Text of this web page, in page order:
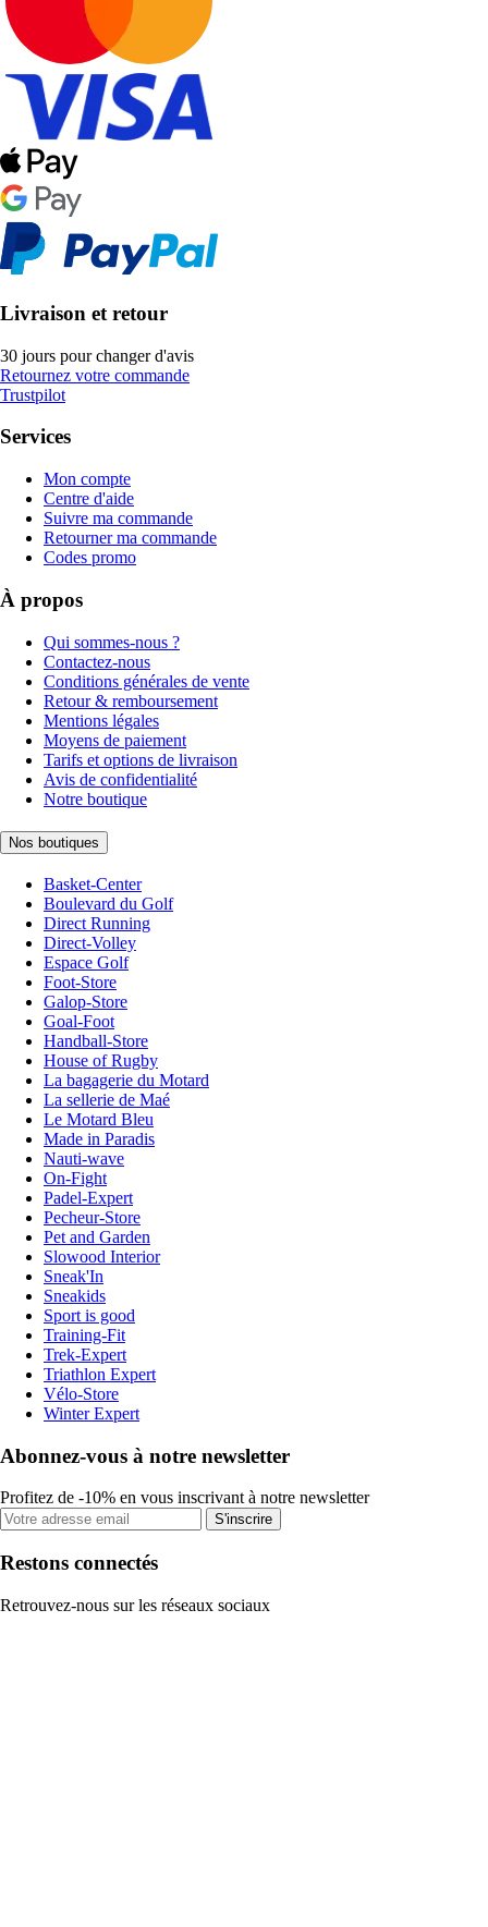
Livraison et retour
30 jours pour changer d'avis
Retournez votre commande
Trustpilot
Services
Mon compte
Centre d'aide
Suivre ma commande
Retourner ma commande
Codes promo
À propos
Qui sommes-nous ?
Contactez-nous
Conditions générales de vente
Retour & remboursement
Mentions légales
Moyens de paiement
Tarifs et options de livraison
Avis de confidentialité
Notre boutique
Nos boutiques
Basket-Center
Boulevard du Golf
Direct Running
Direct-Volley
Espace Golf
Foot-Store
Galop-Store
Goal-Foot
Handball-Store
House of Rugby
La bagagerie du Motard
La sellerie de Maé
Le Motard Bleu
Made in Paradis
Nauti-wave
On-Fight
Padel-Expert
Pecheur-Store
Pet and Garden
Slowood Interior
Sneak'In
Sneakids
Sport is good
Training-Fit
Trek-Expert
Triathlon Expert
Vélo-Store
Winter Expert
Abonnez-vous à notre newsletter
Profitez de -10% en vous inscrivant à notre newsletter
S'inscrire
Restons connectés
Retrouvez-nous sur les réseaux sociaux